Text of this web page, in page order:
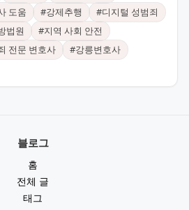
도움 #강제추행 #디지털 성범죄
법원 #지역 사회 안전
전문 변호사 #강릉변호사
블로그
홈
전체 글
태그